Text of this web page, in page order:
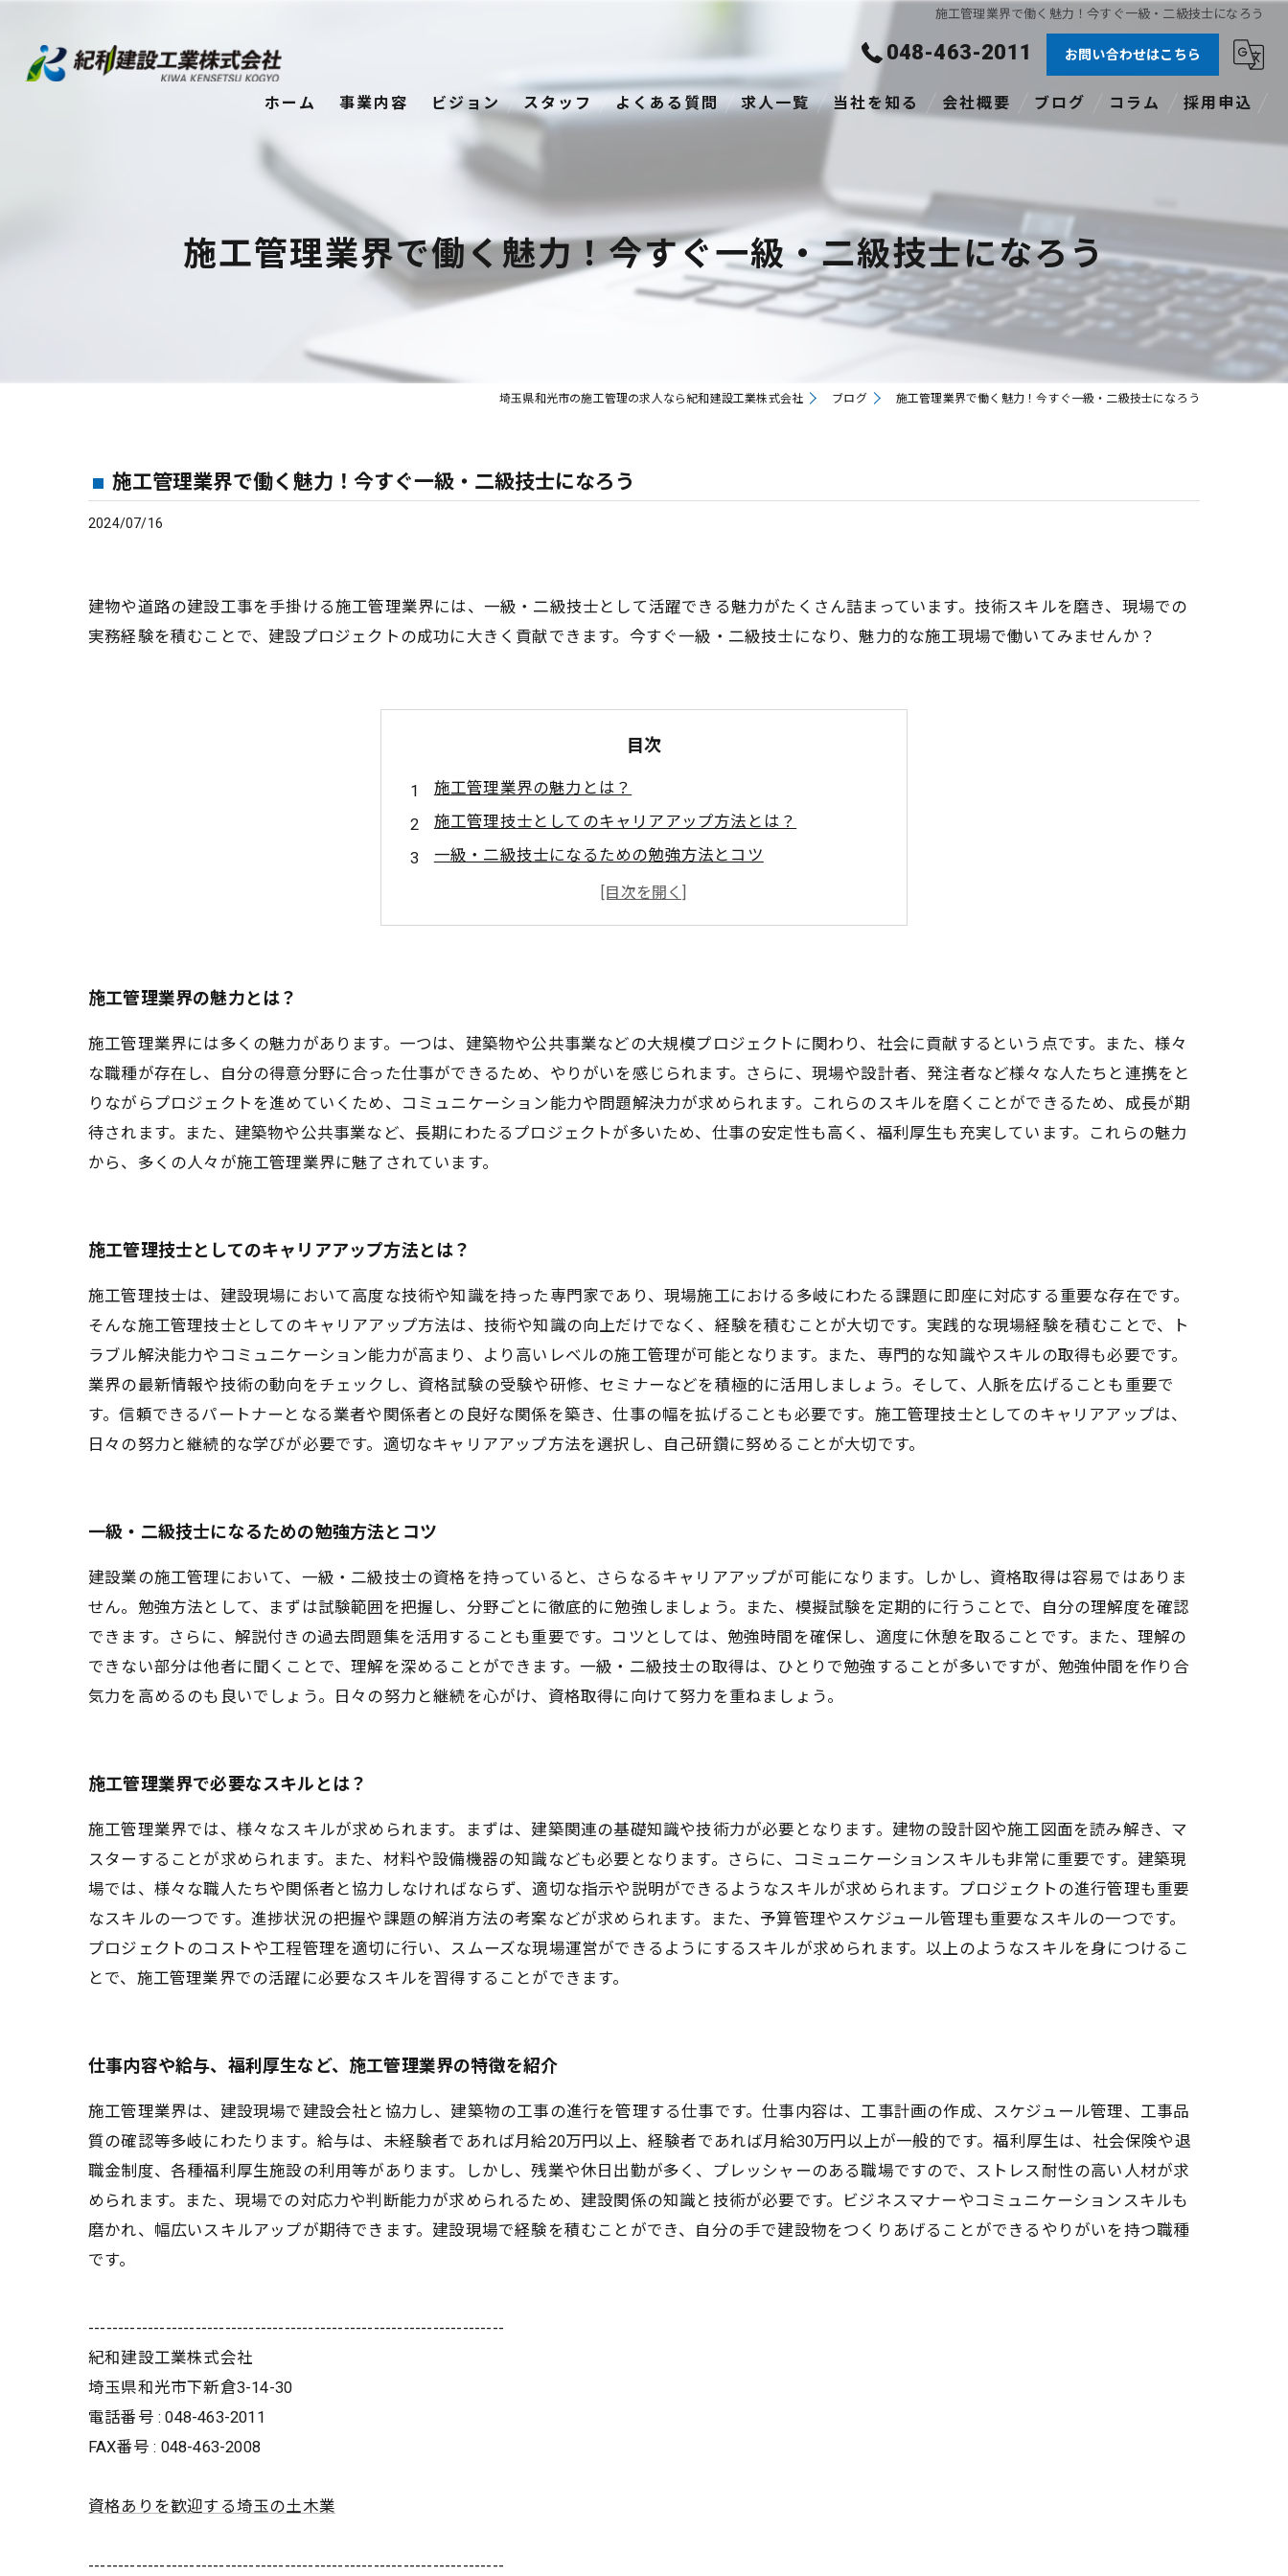
施工管理業界で働く魅力！今すぐ一級・二級技士になろう
048-463-2011 お問い合わせはこちら
ホーム 事業内容 ビジョン スタッフ よくある質問 求人一覧 当社を知る
正社員
資格あり
転職
会社概要 ブログ コラム 採用申込
施工管理業界で働く魅力！今すぐ一級・二級技士になろう
埼玉県和光市の施工管理の求人なら紀和建設工業株式会社 ブログ 施工管理業界で働く魅力！今すぐ一級・二級技士になろう
施工管理業界で働く魅力！今すぐ一級・二級技士になろう
2024/07/16
建物や道路の建設工事を手掛ける施工管理業界には、一級・二級技士として活躍できる魅力がたくさん詰まっています。技術スキルを磨き、現場での
実務経験を積むことで、建設プロジェクトの成功に大きく貢献できます。今すぐ一級・二級技士になり、魅力的な施工現場で働いてみませんか？
目次
施工管理業界の魅力とは？
施工管理技士としてのキャリアアップ方法とは？
一級・二級技士になるための勉強方法とコツ
施工管理業界で必要なスキルとは？
仕事内容や給与、福利厚生など、施工管理業界の特徴を紹介
施工管理業界の魅力とは？
施工管理業界には多くの魅力があります。一つは、建築物や公共事業などの大規模プロジェクトに関わり、社会に貢献するという点です。また、様々
な職種が存在し、自分の得意分野に合った仕事ができるため、やりがいを感じられます。さらに、現場や設計者、発注者など様々な人たちと連携をと
りながらプロジェクトを進めていくため、コミュニケーション能力や問題解決力が求められます。これらのスキルを磨くことができるため、成長が期
待されます。また、建築物や公共事業など、長期にわたるプロジェクトが多いため、仕事の安定性も高く、福利厚生も充実しています。これらの魅力
から、多くの人々が施工管理業界に魅了されています。
施工管理技士としてのキャリアアップ方法とは？
施工管理技士は、建設現場において高度な技術や知識を持った専門家であり、現場施工における多岐にわたる課題に即座に対応する重要な存在です。
そんな施工管理技士としてのキャリアアップ方法は、技術や知識の向上だけでなく、経験を積むことが大切です。実践的な現場経験を積むことで、ト
ラブル解決能力やコミュニケーション能力が高まり、より高いレベルの施工管理が可能となります。また、専門的な知識やスキルの取得も必要です。
業界の最新情報や技術の動向をチェックし、資格試験の受験や研修、セミナーなどを積極的に活用しましょう。そして、人脈を広げることも重要で
す。信頼できるパートナーとなる業者や関係者との良好な関係を築き、仕事の幅を拡げることも必要です。施工管理技士としてのキャリアアップは、
日々の努力と継続的な学びが必要です。適切なキャリアアップ方法を選択し、自己研鑽に努めることが大切です。
一級・二級技士になるための勉強方法とコツ
建設業の施工管理において、一級・二級技士の資格を持っていると、さらなるキャリアアップが可能になります。しかし、資格取得は容易ではありま
せん。勉強方法として、まずは試験範囲を把握し、分野ごとに徹底的に勉強しましょう。また、模擬試験を定期的に行うことで、自分の理解度を確認
できます。さらに、解説付きの過去問題集を活用することも重要です。コツとしては、勉強時間を確保し、適度に休憩を取ることです。また、理解の
できない部分は他者に聞くことで、理解を深めることができます。一級・二級技士の取得は、ひとりで勉強することが多いですが、勉強仲間を作り合
気力を高めるのも良いでしょう。日々の努力と継続を心がけ、資格取得に向けて努力を重ねましょう。
施工管理業界で必要なスキルとは？
施工管理業界では、様々なスキルが求められます。まずは、建築関連の基礎知識や技術力が必要となります。建物の設計図や施工図面を読み解き、マ
スターすることが求められます。また、材料や設備機器の知識なども必要となります。さらに、コミュニケーションスキルも非常に重要です。建築現
場では、様々な職人たちや関係者と協力しなければならず、適切な指示や説明ができるようなスキルが求められます。プロジェクトの進行管理も重要
なスキルの一つです。進捗状況の把握や課題の解消方法の考案などが求められます。また、予算管理やスケジュール管理も重要なスキルの一つです。
プロジェクトのコストや工程管理を適切に行い、スムーズな現場運営ができるようにするスキルが求められます。以上のようなスキルを身につけるこ
とで、施工管理業界での活躍に必要なスキルを習得することができます。
仕事内容や給与、福利厚生など、施工管理業界の特徴を紹介
施工管理業界は、建設現場で建設会社と協力し、建築物の工事の進行を管理する仕事です。仕事内容は、工事計画の作成、スケジュール管理、工事品
質の確認等多岐にわたります。給与は、未経験者であれば月給20万円以上、経験者であれば月給30万円以上が一般的です。福利厚生は、社会保険や退
職金制度、各種福利厚生施設の利用等があります。しかし、残業や休日出勤が多く、プレッシャーのある職場ですので、ストレス耐性の高い人材が求
められます。また、現場での対応力や判断能力が求められるため、建設関係の知識と技術が必要です。ビジネスマナーやコミュニケーションスキルも
磨かれ、幅広いスキルアップが期待できます。建設現場で経験を積むことができ、自分の手で建設物をつくりあげることができるやりがいを持つ職種
です。
----------------------------------------------------------------------
紀和建設工業株式会社
埼玉県和光市下新倉3-14-30
電話番号 : 048-463-2011
FAX番号 : 048-463-2008
資格ありを歓迎する埼玉の土木業
----------------------------------------------------------------------